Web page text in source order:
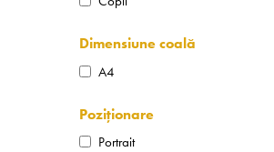
Dimensiune coală
A4
Poziționare
Portrait